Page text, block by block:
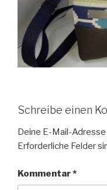
Schreibe einen
Deine E-Mail-
Erforderliche Felder
Kommentar*